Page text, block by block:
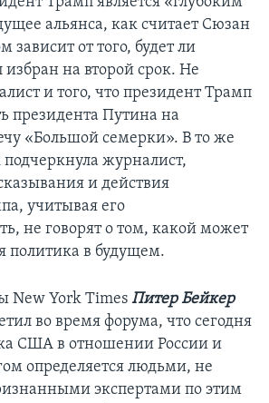
альянса, как считает Сюзан
зависит от того, будет ли
на второй срок. Не
и того, что президент Трамп
президента Путина на
«Большой семерки». В то же
журналист,
и действия
учитывая его
не говорят о том, какой может
политика в будущем.
New York Times Питер Бейкер
во время форума, что сегодня
США в отношении России и
определяется людьми, не
экспертами по этим